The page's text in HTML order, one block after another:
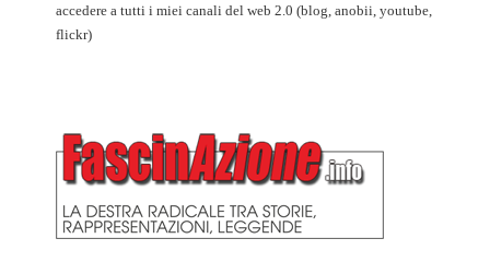
accedere a tutti i miei canali del web 2.0 (blog, anobii, youtube,
flickr)